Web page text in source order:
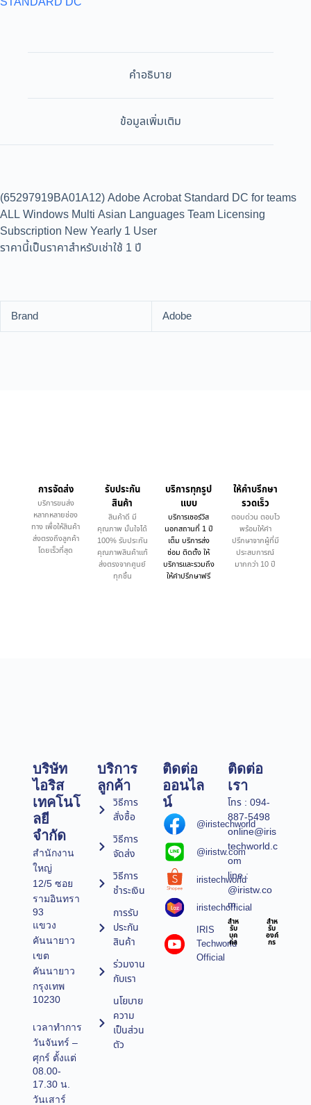
คำอธิบาย
ข้อมูลเพิ่มเติม
(65297919BA01A12) Adobe Acrobat Standard DC for teams
ALL Windows Multi Asian Languages Team Licensing
Subscription New Yearly 1 User
ราคานี้เป็นราคาสำหรับเช่าใช้ 1 ปี
Brand Adobe
การจัดส่ง
บริการขนส่ง
หลากหลายช่อง
ทาง เพื่อให้สินค้า
ส่งตรงถึงลูกค้า
โดยเร็วที่สุด
รับประกัน
สินค้า
สินค้าดี มี
คุณภาพ มั่นใจได้
100% รับประกัน
คุณภาพสินค้าแท้
ส่งตรงจากศูนย์
ทุกชิ้น
บริการทุกรูป
แบบ
บริการเซอร์วิส
นอกสถานที่ 1 ปี
เต็ม บริการส่ง
ซ่อม ติดตั้ง ให้
บริการและรวมถึง
ให้คำปรึกษาฟรี
ให้คำบรึกษา
รวดเร็ว
ตอบด่วน ตอบไว
พร้อมให้คำ
ปรึกษาจากผู้ที่มี
ประสบการณ์
มากกว่า 10 ปี
บริษัท
ไอริส
เทคโนโ
ลยี
จำกัด
สำนักงาน
ใหญ่
12/5 ซอย
รามอินทรา
93
แขวง
คันนายาว
เขต
คันนายาว
กรุงเทพ
10230
เวลาทำการ
วันจันทร์ –
ศุกร์ ตั้งแต่
08.00-
17.30 น.
วันเสาร์
บริการ
ลูกค้า
วิธีการ
สั่งซื้อ
วิธีการ
จัดส่ง
วิธีการ
ชำระเงิน
การรับ
ประกัน
สินค้า
ร่วมงาน
กับเรา
นโยบาย
ความ
เป็นส่วน
ตัว
ติดต่อ
ออนไล
น์
@iristechworld
@iristw.com
iristechworld
iristechofficial
IRIS
Techworld
Official
ติดต่อ
เรา
โทร : 094-
887-5498
online@iris
techworld.c
om
line :
@iristw.co
m
สำห
รับ
บุค
คล
สำห
รับ
องค์
กร